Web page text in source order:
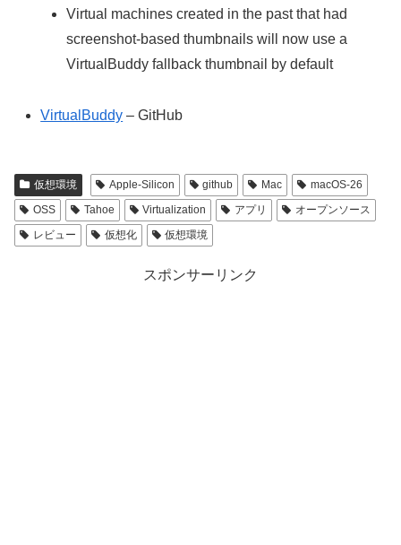
Virtual machines created in the past that had
screenshot-based thumbnails will now use a
VirtualBuddy fallback thumbnail by default
VirtualBuddy – GitHub
仮想環境 Apple-Silicon github Mac
macOS-26
OSS
Tahoe Virtualization アプリ
オープンソース
レビュー
仮想化 仮想環境
スポンサーリンク